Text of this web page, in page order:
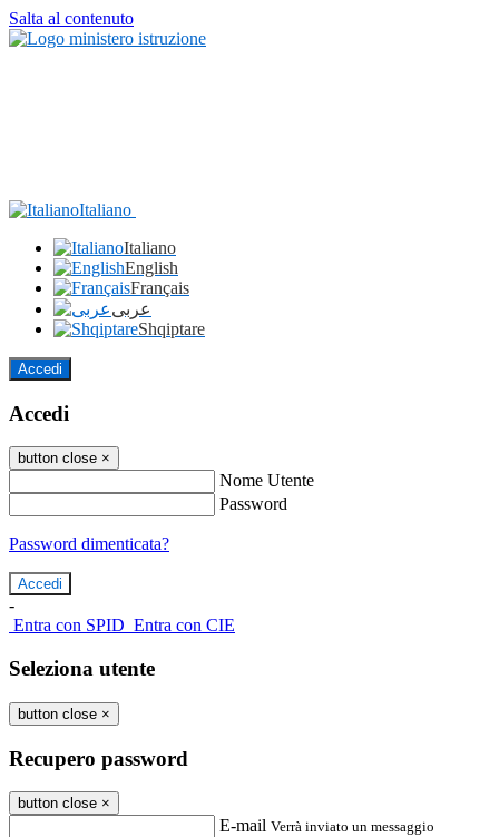
Salta al contenuto
Italiano
Italiano
English
Français
عربى
Shqiptare
Accedi
Accedi
button close ×
Nome Utente
Password
Password dimenticata?
-
Entra con SPID Entra con CIE
Seleziona utente
button close ×
Recupero password
button close ×
E-mail Verrà inviato un messaggio